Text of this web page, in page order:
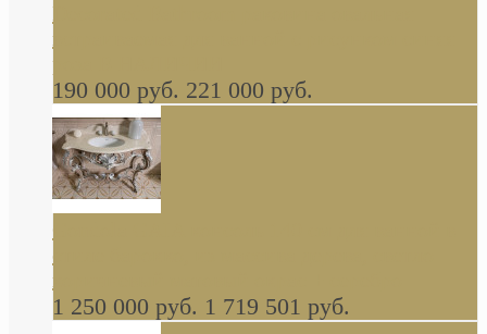
Decorated Bathroom раковина овальная
встраиваемая для ванной с рисунком синяя
роза В НАЛИЧИИ
190 000 руб. 221 000 руб.
стиле барокко, из массива дерева, светло
коричневый матовый окрас + серебро
1 250 000 руб. 1 719 501 руб.